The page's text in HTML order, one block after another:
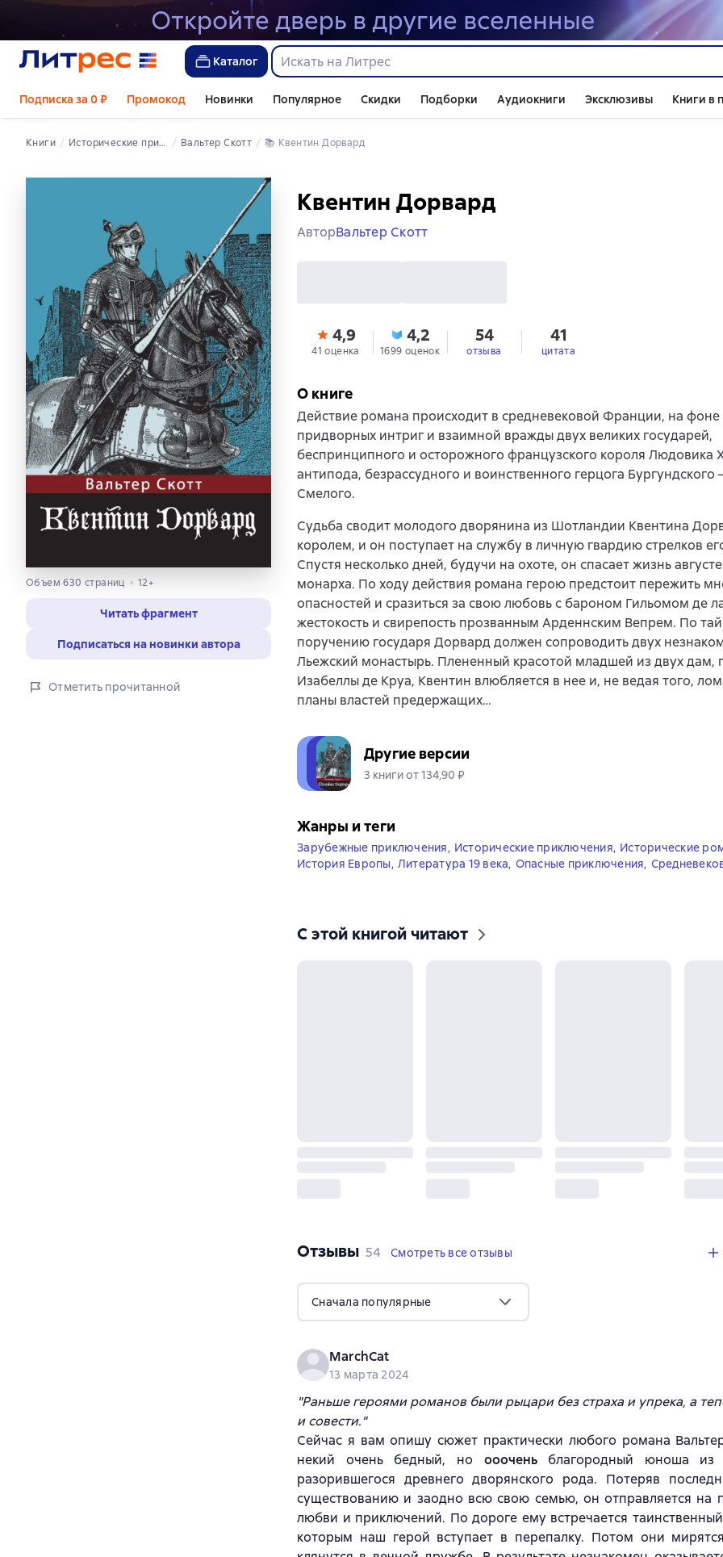
Каталог
Подписка за 0 ₽ Промокод Новинки Популярное Скидки Подборки Аудиокниги Эксклюзивы Книги в
Книги исторические приключения Вальтер Скотт 📚 Квентин Дорвард
Объем 630 страниц 12+
Читать фрагмент
Подписаться на новинки автора
Отметить прочитанной
Квентин Дорвард
АвторВальтер Скотт
4,9
41 оценка
4,2
1699 оценок
54
отзыва
41
цитата
О книге
Действие романа происходит в средневековой Франции, на
придворных интриг и взаимной вражды двух великих государей,
беспринципного и осторожного французского короля Людовика
антипода, безрассудного и воинственного герцога Бургундского
Смелого.
Судьба сводит молодого дворянина из Шотландии Квентина
королем, и он поступает на службу в личную гвардию стрелков
Спустя несколько дней, будучи на охоте, он спасает жизнь
монарха. По ходу действия романа герою предстоит пережить
опасностей и сразиться за свою любовь с бароном Гильомом де
жестокость и свирепость прозванным Арденнским Вепрем. По
поручению государя Дорвард должен сопроводить двух
Льежский монастырь. Плененный красотой младшей из двух дам,
Изабеллы де Круа, Квентин влюбляется в нее и, не ведая того,
планы властей предержащих…
Другие версии
3 книги от 134,90 ₽
Жанры и теги
Зарубежные приключения, Исторические приключения, Исторические
История Европы, Литература 19 века, Опасные приключения,
С этой книгой читают
Отзывы 54 отзыва
54 Смотреть все отзывы
Сначала популярные
MarchCat
13 марта 2024
"Раньше героями романов были рыцари без страха и упрека, а
и совести."
Сейчас я вам опишу сюжет практически любого романа
некий очень бедный, но оооченьблагородный юноша из
разорившегося древнего дворянского рода. Потеряв
существованию и заодно всю свою семью, он отправляется на
любви и приключений. По дороге ему встречается
которым наш герой вступает в перепалку. Потом они